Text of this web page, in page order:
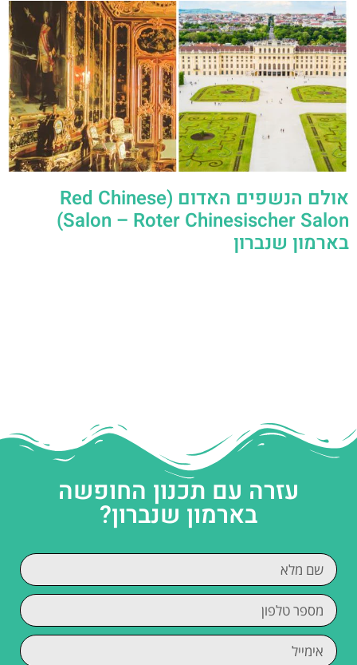
אולם הנשפים האדום (Red Chinese
Salon – Roter Chinesischer Salon)
בארמון שנברון
עזרה עם תכנון החופשה
בארמון שנברון?